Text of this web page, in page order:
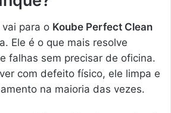
para o Koube Perfect Clean
Ele é o que mais resolve
falhas sem precisar de oficina.
com defeito físico, ele limpa e
na maioria das vezes.